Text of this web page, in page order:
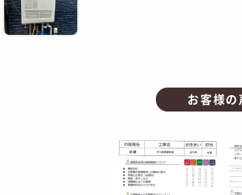
お客様の